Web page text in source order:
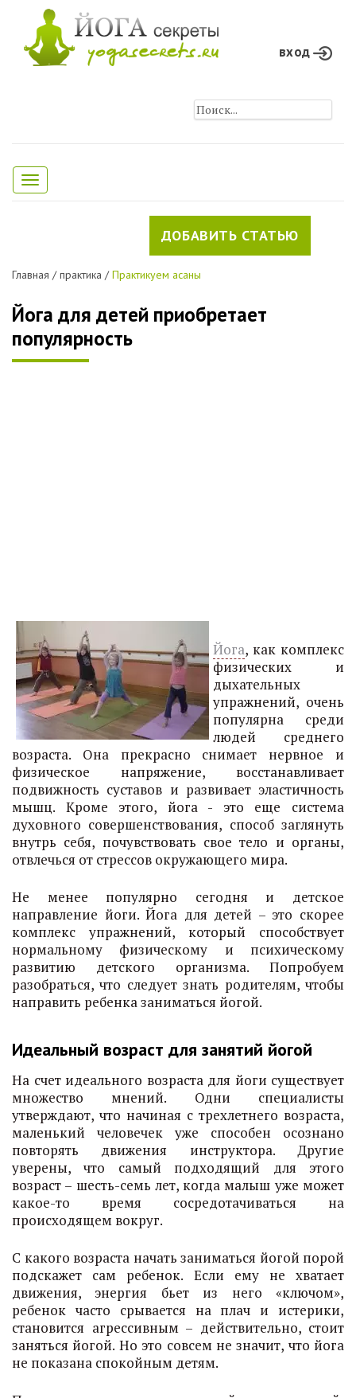
вход
Toggle
navigation
ДОБАВИТЬ СТАТЬЮ
Главная /практика /Практикуем асаны
Йога для детей приобретает
популярность
Йога, как комплекс
физических и
дыхательных
упражнений, очень
популярна среди
людей среднего
возраста. Она прекрасно снимает нервное и
физическое напряжение, восстанавливает
подвижность суставов и развивает эластичность
мышц. Кроме этого, йога - это еще система
духовного совершенствования, способ заглянуть
внутрь себя, почувствовать свое тело и органы,
отвлечься от стрессов окружающего мира.
Не менее популярно сегодня и детское
направление йоги. Йога для детей – это скорее
комплекс упражнений, который способствует
нормальному физическому и психическому
развитию детского организма. Попробуем
разобраться, что следует знать родителям, чтобы
направить ребенка заниматься йогой.
Идеальный возраст для занятий йогой
На счет идеального возраста для йоги существует
множество мнений. Одни специалисты
утверждают, что начиная с трехлетнего возраста,
маленький человечек уже способен осознано
повторять движения инструктора. Другие
уверены, что самый подходящий для этого
возраст – шесть-семь лет, когда малыш уже может
какое-то время сосредотачиваться на
происходящем вокруг.
С какого возраста начать заниматься йогой порой
подскажет сам ребенок. Если ему не хватает
движения, энергия бьет из него «ключом»,
ребенок часто срывается на плач и истерики,
становится агрессивным – действительно, стоит
заняться йогой. Но это совсем не значит, что йога
не показана спокойным детям.